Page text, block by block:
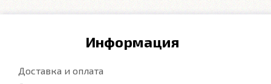
Информация
Доставка и оплата